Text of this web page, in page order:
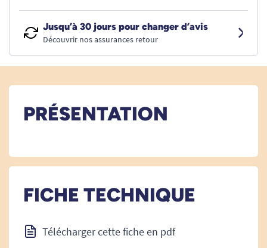
Jusqu’à 30 jours pour changer d’avis
Découvrir nos assurances retour
PRÉSENTATION
FICHE TECHNIQUE
Télécharger cette fiche en pdf